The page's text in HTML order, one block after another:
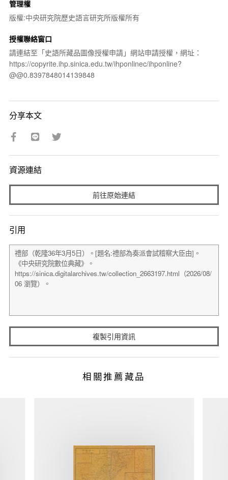
管理權
版權:中央研究院歷史語言研究所版權所有
授權聯絡窗口
請連結至「史語所藏品圖像授權申請」網站申請授權，網址：
https://copyrite.ihp.sinica.edu.tw/ihponlinec/ihponline?
@@0.8397848014139848
分享本文
資源連結
前往原始連結
引用
複製引用資訊
相關推薦藏品